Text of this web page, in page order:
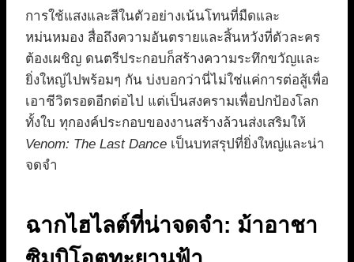
การใช้แสงและสีในตัวอย่างเน้นโทนที่มืดและ
หม่นหมอง สื่อถึงความอันตรายและสิ้นหวังที่ตัวละคร
ต้องเผชิญ ดนตรีประกอบก็สร้างความระทึกขวัญและ
ยิ่งใหญ่ไปพร้อมๆ กัน บ่งบอกว่านี่ไม่ใช่แค่การต่อสู้เพื่อ
เอาชีวิตรอดอีกต่อไป แต่เป็นสงครามเพื่อปกป้องโลก
ทั้งใบ ทุกองค์ประกอบของงานสร้างล้วนส่งเสริมให้
Venom: The Last Dance เป็นบทสรุปที่ยิ่งใหญ่และน่า
จดจำ
ฉากไฮไลต์ที่น่าจดจำ: ม้าอาชา